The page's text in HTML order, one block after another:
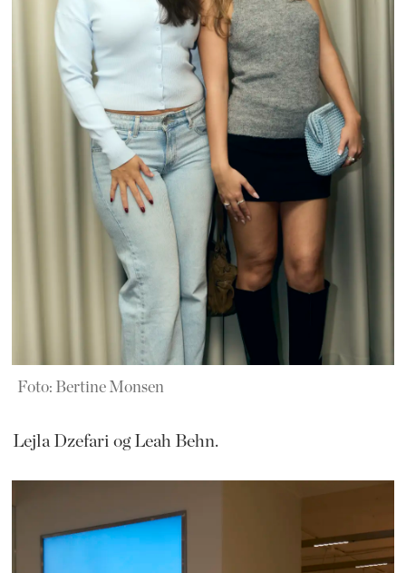
Foto: Bertine Monsen
Lejla Dzefari og Leah Behn.